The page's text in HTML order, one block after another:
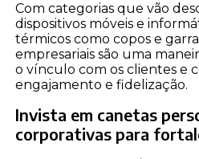
Com categorias que vão
dispositivos móveis e
térmicos como copos e
empresariais são uma
o vínculo com os clientes e
engajamento e fidelização.
Invista em canetas
corporativas para